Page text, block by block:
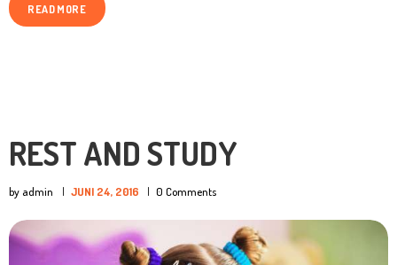
READ MORE
REST AND STUDY
by admin JUNI 24, 2016 0 Comments